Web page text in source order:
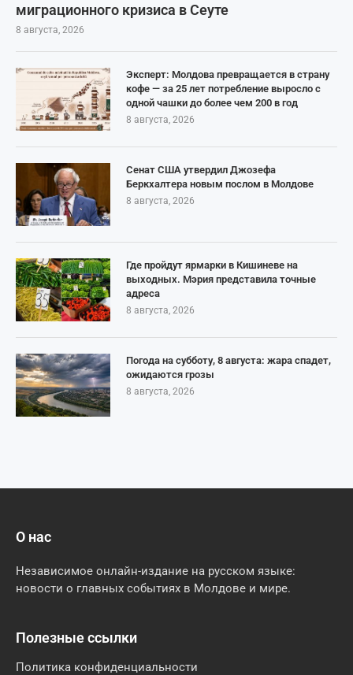
миграционного кризиса в Сеуте
8 августа, 2026
Эксперт: Молдова превращается в страну
кофе — за 25 лет потребление выросло с
одной чашки до более чем 200 в год
8 августа, 2026
Сенат США утвердил Джозефа
Беркхалтера новым послом в Молдове
8 августа, 2026
Где пройдут ярмарки в Кишиневе на
выходных. Мэрия представила точные
адреса
8 августа, 2026
Погода на субботу, 8 августа: жара спадет,
ожидаются грозы
8 августа, 2026
О нас
Независимое онлайн-издание на русском языке:
новости о главных событиях в Молдове и мире.
Полезные ссылки
Политика конфиденциальности